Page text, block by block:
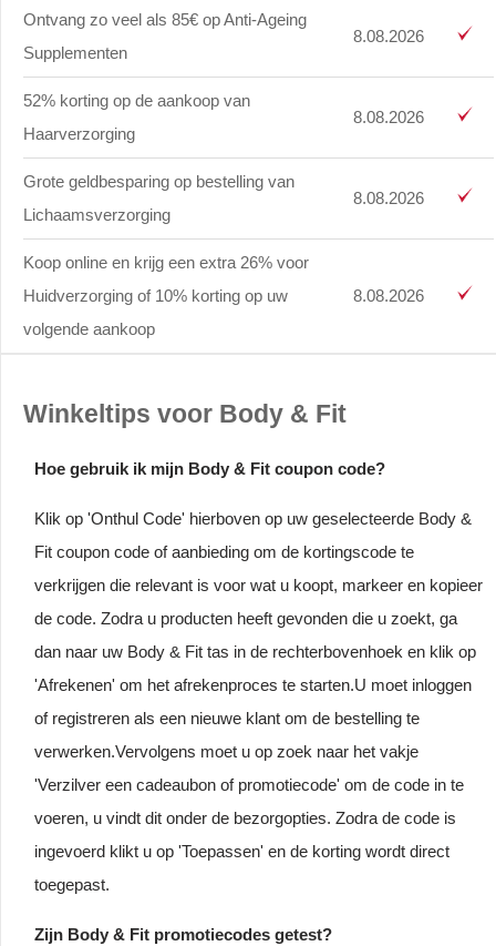
Ontvang zo veel als 85€ op Anti-Ageing
Supplementen
8.08.2026
52% korting op de aankoop van
Haarverzorging
8.08.2026
Grote geldbesparing op bestelling van
Lichaamsverzorging
8.08.2026
Koop online en krijg een extra 26% voor
Huidverzorging of 10% korting op uw
volgende aankoop
8.08.2026
Winkeltips voor Body & Fit
Hoe gebruik ik mijn Body & Fit coupon code?
Klik op 'Onthul Code' hierboven op uw geselecteerde Body &
Fit coupon code of aanbieding om de kortingscode te
verkrijgen die relevant is voor wat u koopt, markeer en kopieer
de code. Zodra u producten heeft gevonden die u zoekt, ga
dan naar uw Body & Fit tas in de rechterbovenhoek en klik op
'Afrekenen' om het afrekenproces te starten.U moet inloggen
of registreren als een nieuwe klant om de bestelling te
verwerken.Vervolgens moet u op zoek naar het vakje
'Verzilver een cadeaubon of promotiecode' om de code in te
voeren, u vindt dit onder de bezorgopties. Zodra de code is
ingevoerd klikt u op 'Toepassen' en de korting wordt direct
toegepast.
Zijn Body & Fit promotiecodes getest?